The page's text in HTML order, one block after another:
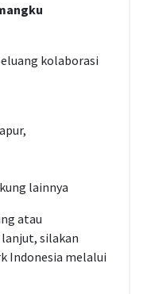
kolaborasi
lainnya
atau
silakan
Indonesia melalui